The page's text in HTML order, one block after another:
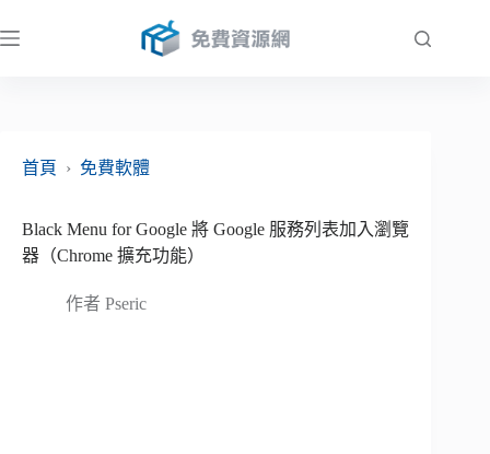
至
首頁
› 免費軟體
Black Menu for Google 將 Google 服務列表加入瀏覽
器（Chrome 擴充功能）
作者 Pseric